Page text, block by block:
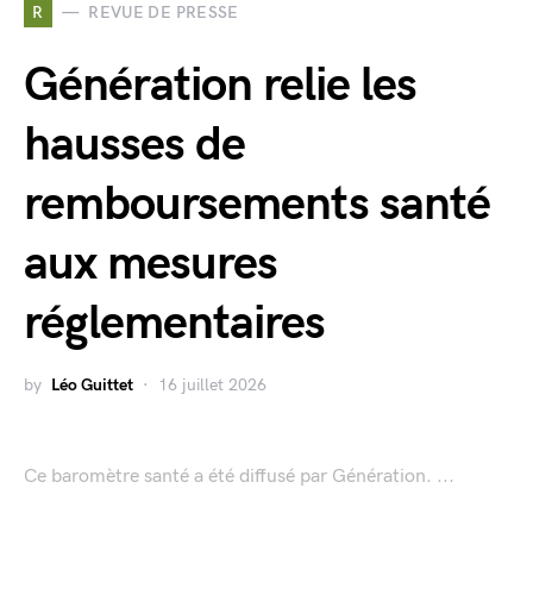
R REVUE DE PRESSE
Génération relie les
hausses de
remboursements santé
aux mesures
réglementaires
by Léo Guittet 16 juillet 2026
Ce baromètre santé a été diffusé par Génération. ...